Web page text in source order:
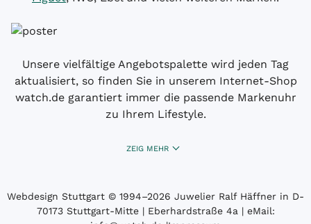
Unsere vielfältige Angebotspalette wird jeden Tag
aktualisiert, so finden Sie in unserem Internet-Shop
watch.de garantiert immer die passende Markenuhr
zu Ihrem Lifestyle.
ZEIG MEHR
Webdesign Stuttgart © 1994­–2026 Juwelier Ralf Häffner in D-
70173 Stuttgart-Mitte | Eberhardstraße 4a | eMail: